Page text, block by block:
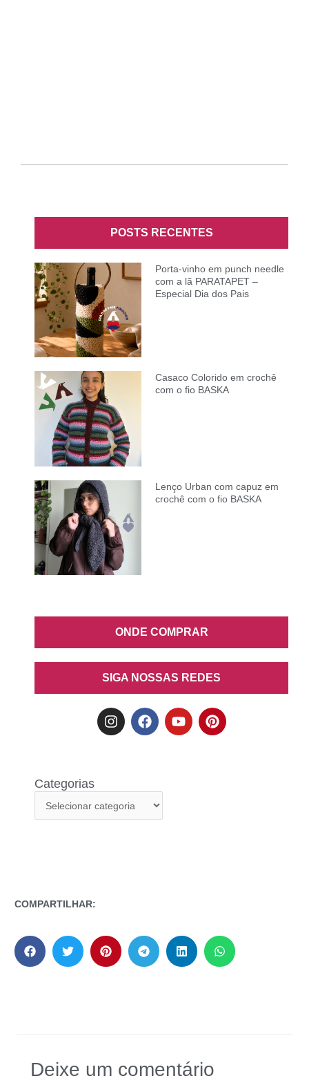
POSTS RECENTES
Porta-vinho em punch needle
com a lã PARATAPET –
Especial Dia dos Pais
Casaco Colorido em crochê
com o fio BASKA
Lenço Urban com capuz em
crochê com o fio BASKA
ONDE COMPRAR
SIGA NOSSAS REDES
Categorias
COMPARTILHAR:
Deixe um comentário